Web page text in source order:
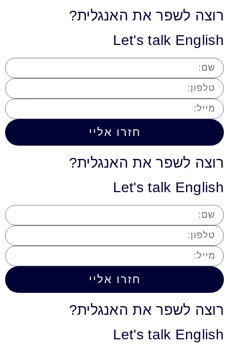
רוצה לשפר את האנגלית?
Let's talk English
חזרו אליי
רוצה לשפר את האנגלית?
Let's talk English
חזרו אליי
רוצה לשפר את האנגלית?
Let's talk English